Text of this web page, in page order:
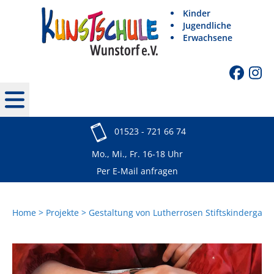
Kinder
Jugendliche
Erwachsene
01523 - 721 66 74
Mo., Mi., Fr. 16-18 Uhr
Per E-Mail anfragen
Home Projekte Gestaltung von Lutherrosen